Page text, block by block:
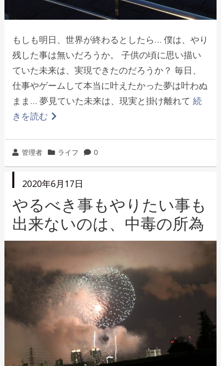
もしも明日、世界が終わるとしたら… 僕は、やり
残した事は無いだろうか。 子供の頃に思い描い
ていた未来は、実現できたのだろうか？ 毎日、
仕事やゲームして本当に叶えたかった夢は叶わぬ
まま… 夢見ていた未来は、現実と掛け離れて 続
きを読む
投
稿
管理者
カ
テ
リ
ー
ライフ 0
投
日
2020年6月17日
やるべき事もやりたい事も
出来ないのは、中毒の所為